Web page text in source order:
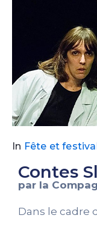
In Fête et festival
Contes
par la
Dans le cadre